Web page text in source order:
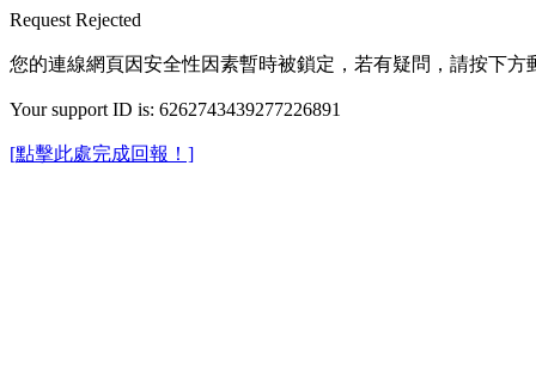
Request Rejected
您的連線網頁因安全性因素暫時被鎖定，若有疑問，請按下方
Your support ID is: 6262743439277226891
[點擊此處完成回報！]